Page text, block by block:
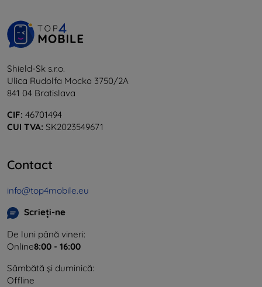
Shield-Sk s.r.o.
Ulica Rudolfa Mocka 3750/2A
841 04 Bratislava
CIF: 46701494
CUI TVA: SK2023549671
Contact
info@top4mobile.eu
Scrieți-ne
De luni până vineri:
Online8:00 - 16:00
Sâmbătă și duminică:
Offline